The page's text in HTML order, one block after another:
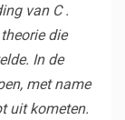
van C .
die
In de
met name
uit kometen.